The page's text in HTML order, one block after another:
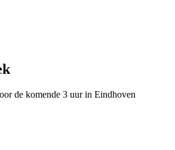
de komende 3 uur in Eindhoven